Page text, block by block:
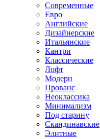
Современные
Евро
Английские
Дизайнерские
Итальянские
Кантри
Классические
Лофт
Модерн
Прованс
Неоклассика
Минимализм
Под старину
Скандинавские
Элитные